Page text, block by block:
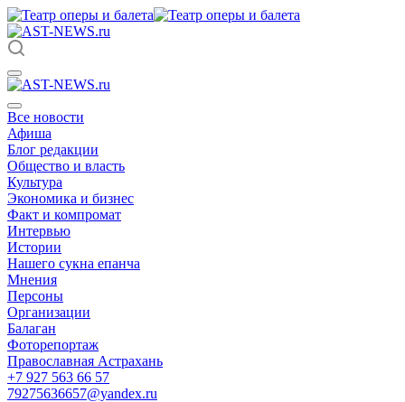
Все новости
Афиша
Блог редакции
Общество и власть
Культура
Экономика и бизнес
Факт и компромат
Интервью
Истории
Нашего сукна епанча
Мнения
Персоны
Организации
Балаган
Фоторепортаж
Православная Астрахань
+7 927 563 66 57
79275636657@yandex.ru